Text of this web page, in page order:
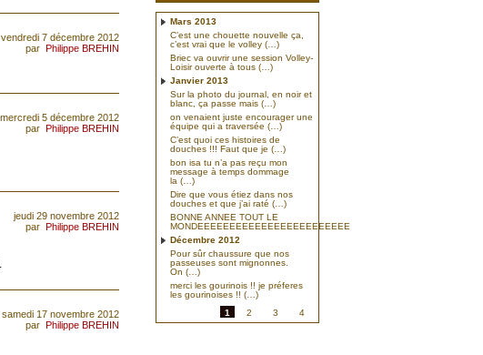
vendredi 7 décembre 2012
par Philippe BREHIN
mercredi 5 décembre 2012
par Philippe BREHIN
jeudi 29 novembre 2012
par Philippe BREHIN
samedi 17 novembre 2012
par Philippe BREHIN
Mars 2013
C’est une chouette nouvelle ça,
c’est vrai que le volley (…)
Briec va ouvrir une session Volley-
Loisir ouverte à tous (…)
Janvier 2013
Sur la photo du journal, en noir et
blanc, ça passe mais (…)
on venaient juste encourager une
équipe qui a traversée (…)
C’est quoi ces histoires de
douches !!! Faut que je (…)
bon isa tu n’a pas reçu mon
message à temps dommage
la (…)
Dire que vous étiez dans nos
douches et que j’ai raté (…)
BONNE ANNEE TOUT LE
MONDEEEEEEEEEEEEEEEEEEEEEEEE
Décembre 2012
Pour sûr chaussure que nos
passeuses sont mignonnes.
On (…)
merci les gourinois !! je préferes
les gourinoises !! (…)
1
2 3 4